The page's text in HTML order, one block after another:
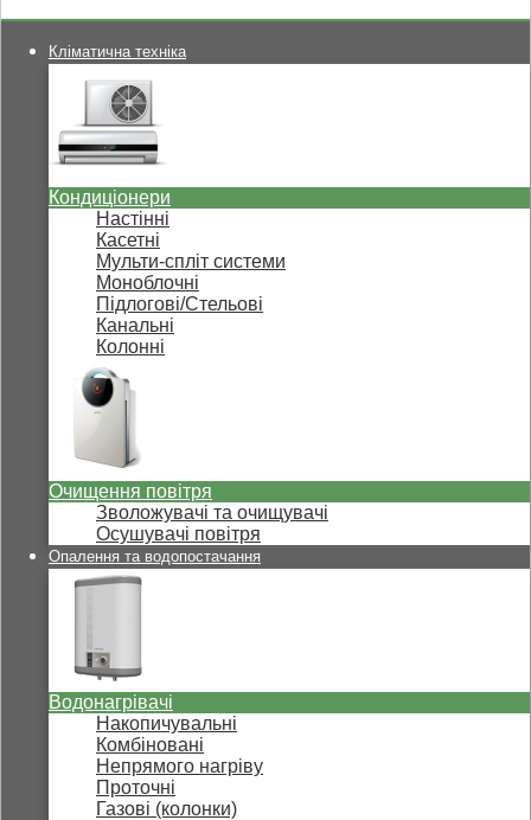
Кліматична техніка
Кондиціонери
Настінні
Касетні
Мульти-спліт системи
Моноблочні
Підлогові/Стельові
Канальні
Колонні
Очищення повітря
Зволожувачі та очищувачі
Осушувачі повітря
Опалення та водопостачання
Водонагрівачі
Накопичувальні
Комбіновані
Непрямого нагріву
Проточні
Газові (колонки)